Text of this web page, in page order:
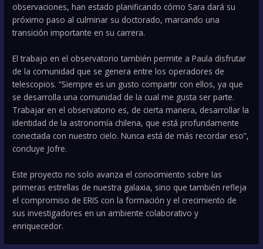
observaciones, han estado planificando cómo Sara dará su
próximo paso al culminar su doctorado, marcando una
transición importante en su carrera.
El trabajo en el observatorio también permite a Paula disfrutar
de la comunidad que se genera entre los operadores de
telescopios. “Siempre es un gusto compartir con ellos, ya que
se desarrolla una comunidad de la cual me gusta ser parte.
Trabajar en el observatorio es, de cierta manera, desarrollar la
identidad de la astronomía chilena, que está profundamente
conectada con nuestro cielo. Nunca está de más recordar eso”,
concluye Jofre.
Este proyecto no solo avanza el conocimiento sobre las
primeras estrellas de nuestra galaxia, sino que también refleja
el compromiso de ERIS con la formación y el crecimiento de
sus investigadores en un ambiente colaborativo y
enriquecedor.